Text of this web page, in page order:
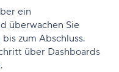
ein
überwachen Sie
zum Abschluss.
über Dashboards